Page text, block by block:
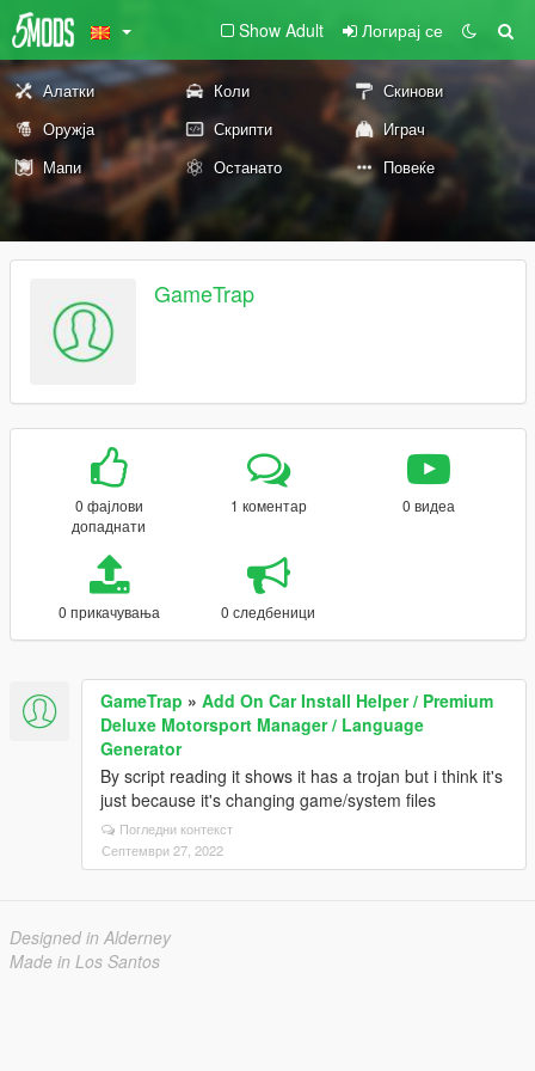
Show Adult Логирај се
Алатки Коли
Скинови
Оружја
Скрипти
Играч
Мапи
Останато Повеќе
GameTrap
0 фајлови
допаднати
1 коментар 0 видеа
0 прикачувања 0 следбеници
GameTrap » Add On Car Install Helper / Premium
Deluxe Motorsport Manager / Language
Generator
By script reading it shows it has a trojan but i think it's
just because it's changing game/system files
Погледни контекст
Септември 27, 2022
Designed in Alderney
Made in Los Santos